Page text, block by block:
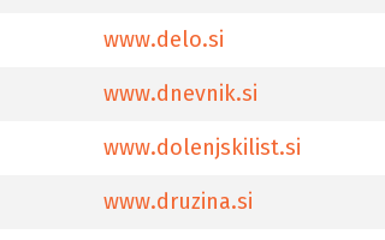
www.delo.si
www.dnevnik.si
www.dolenjskilist.si
www.druzina.si